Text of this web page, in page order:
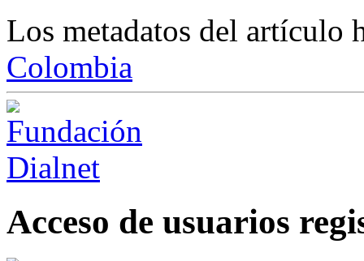
Los metadatos del artículo
Colombia
Acceso de usuarios